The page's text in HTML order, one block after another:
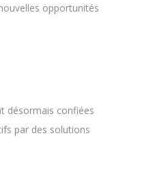
opportunités
désormais confiées
par des solutions